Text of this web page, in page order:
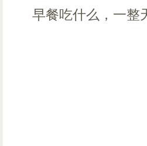
早餐吃什么，一整